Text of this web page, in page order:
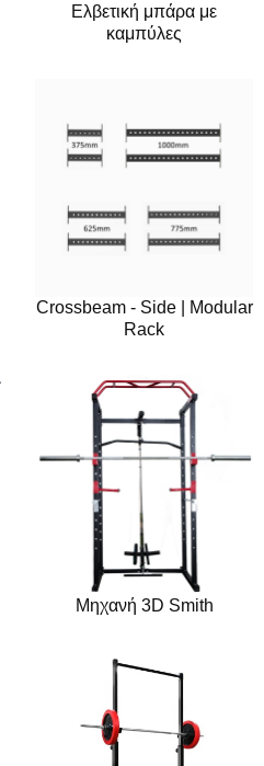
Ελβετική μπάρα με
καμπύλες
Crossbeam - Side | Modular
Rack
Μηχανή 3D Smith